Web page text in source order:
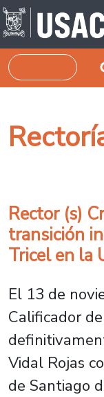
Pasar al contenido
Buscar
Rector (s)
transición
Tricel en la
El 13 de
Calificador
Vidal Rojas
de Santiago